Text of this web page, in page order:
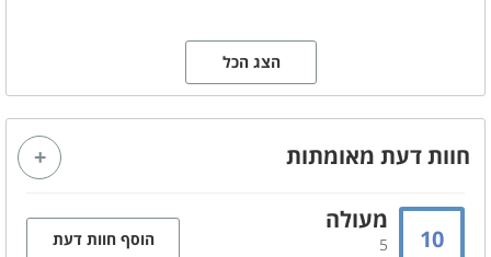
מטבח מאובזר
סלון משותף
כבלים - HOT
פינת אוכל
הצג הכל
חוות דעת מאומתות
10
מעולה
5
הוסף חוות דעת